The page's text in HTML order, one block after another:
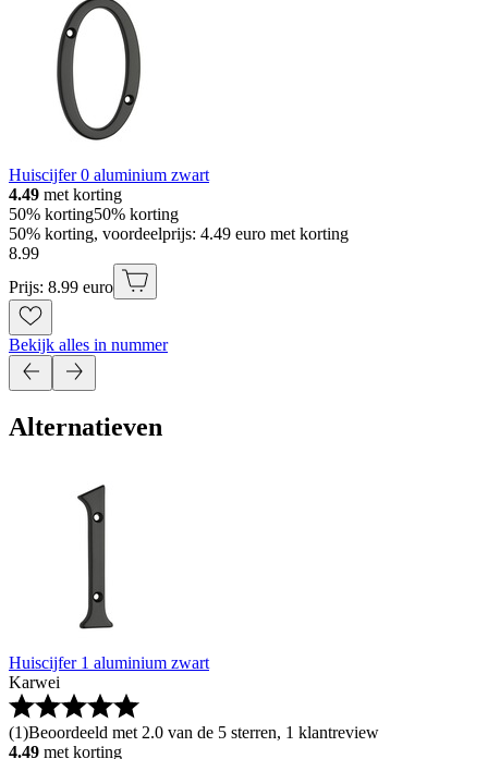
Huiscijfer 0 aluminium zwart
4.49 met korting
50% korting50% korting
50% korting, voordeelprijs: 4.49 euro met korting
8.99
Prijs: 8.99 euro
Bekijk alles in nummer
Alternatieven
Huiscijfer 1 aluminium zwart
Karwei
(1)Beoordeeld met 2.0 van de 5 sterren, 1 klantreview
4.49 met korting